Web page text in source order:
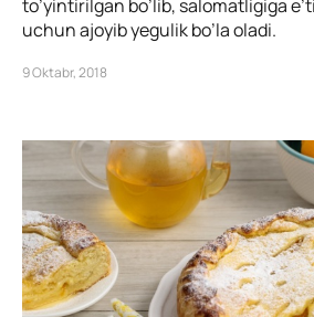
to’yintirilgan bo’lib, salomatligiga
uchun ajoyib yegulik bo’la oladi.
9 Oktabr, 2018